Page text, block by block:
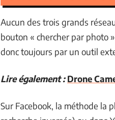
Aucun des trois grands
bouton « chercher par photo
donc toujours par un outil
Lire également : Drone
Sur Facebook, la méthode la